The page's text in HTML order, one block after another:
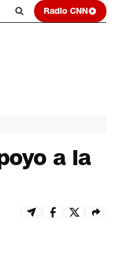
Radio CNN
a la